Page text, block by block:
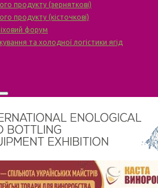
продукту (зерняткові)
продукту (кісточкові)
форум
та холодної логістики ягід